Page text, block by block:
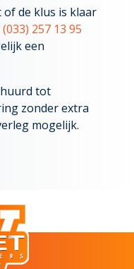
de klus is klaar
(033) 257 13 95
een
tot
zonder extra
mogelijk.